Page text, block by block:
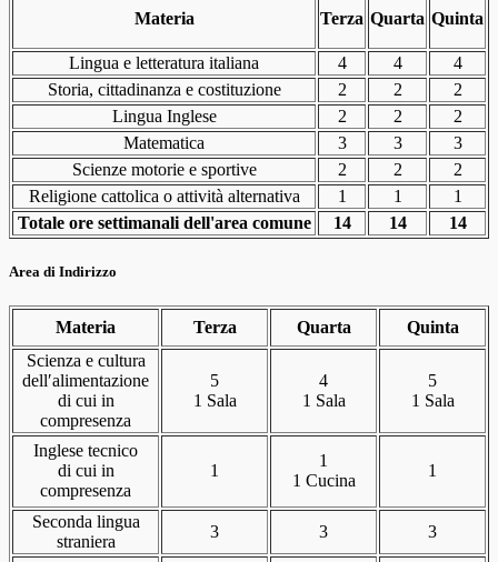
Materia Terza Quarta Quinta
Lingua e letteratura italiana 4 4
4
Storia, cittadinanza e costituzione
2 2
2
Lingua Inglese
2 2
2
Matematica
3 3
3
Scienze motorie e sportive
2 2
2
Religione cattolica o attività alternativa
1 1
1
Totale ore settimanali dell'area comune
14 14 14
Area di Indirizzo
Materia Terza Quarta
Quinta
Scienza e cultura
dell′alimentazione
di cui in
compresenza
5
1 Sala
4
1 Sala
5
1 Sala
Inglese tecnico
di cui in
compresenza
1
1
1 Cucina
1
Seconda lingua
straniera
3 3 3